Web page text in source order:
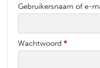
Gebruikersnaam of e-
Wachtwoord *